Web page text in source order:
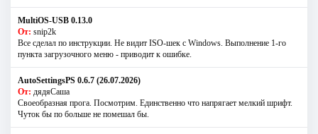
MultiOS-USB 0.13.0
От: snip2k
Все сделал по инструкции. Не видит ISO-шек с Windows. Выполнение 1-го
пункта загрузочного меню - приводит к ошибке.
AutoSettingsPS 0.6.7 (26.07.2026)
От: дядяСаша
Своеобразная прога. Посмотрим. Единственно что напрягает мелкий шрифт.
Чуток бы по больше не помешал бы.